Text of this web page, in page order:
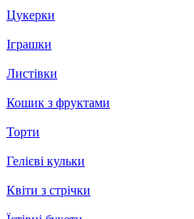
Цукерки
Іграшки
Листівки
Кошик з фруктами
Торти
Гелієві кульки
Квіти з стрічки